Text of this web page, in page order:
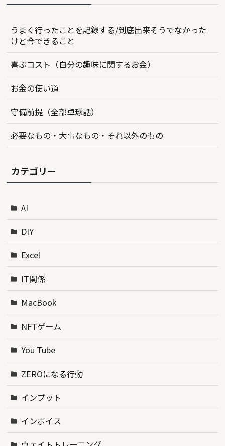
うまく行ったことを記録する/到底出来そうでなかった
けど今できること
喜ぶコスト（自分の趣味に関するお金）
お金の使い道
守備前提（全部卓球話）
必要なもの・大事なもの・それ以外のもの
カテゴリー
AI
DIY
Excel
IT関係
MacBook
NFTゲーム
You Tube
ZEROになる行動
インプット
インボイス